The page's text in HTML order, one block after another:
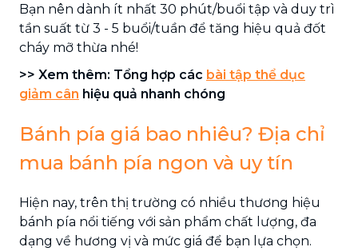
Bạn nên dành ít nhất 30 phút/buổi tập và duy trì
tần suất từ 3 - 5 buổi/tuần để tăng hiệu quả đốt
cháy mỡ thừa nhé!
>> Xem thêm: Tổng hợp các bài tập thể dục
giảm cân hiệu quả nhanh chóng
Bánh pía giá bao nhiêu? Địa chỉ
mua bánh pía ngon và uy tín
Hiện nay, trên thị trường có nhiều thương hiệu
bánh pía nổi tiếng với sản phẩm chất lượng, đa
dạng về hương vị và mức giá để bạn lựa chọn.